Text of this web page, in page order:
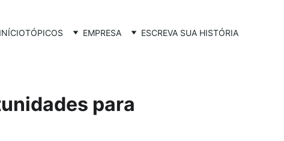
INÍCIOTÓPICOS EMPRESA ESCREVA SUA HISTÓRIA
para